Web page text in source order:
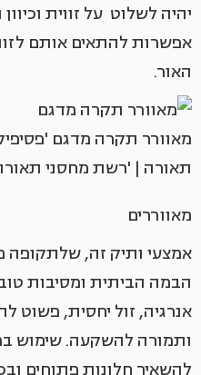
יהיה לשלוט על זווית
אפשרות להתאים אותם
האור.
מאוורר תקרה מדגם
תאורה | 'רשת מחסני
מאווררים
אמצעי ותיק זה, שלתקופה
הבמה הביתית ומסיבות
אנרגיה, זול יחסית, פשוט
ותמורה להשקעה. שימוש
להשאיר חלונות פתוחים